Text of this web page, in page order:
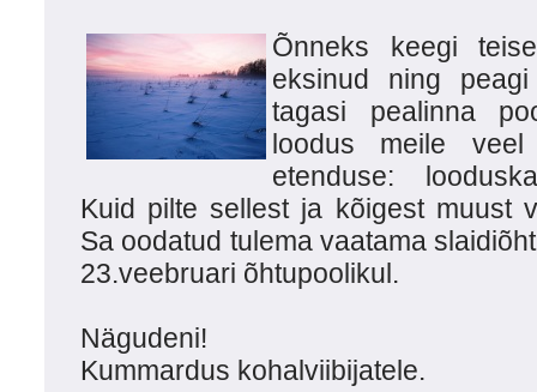
Õnneks keegi
eksinud ning
tagasi pealinna
loodus meile veel
etenduse:
Kuid pilte sellest ja kõigest muust
Sa oodatud tulema vaatama
23.veebruari õhtupoolikul.
Nägudeni!
Kummardus kohalviibijatele.